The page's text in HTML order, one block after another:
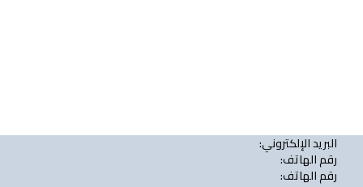
البريد الإلكتروني:
رقم الهاتف:
رقم الهاتف: